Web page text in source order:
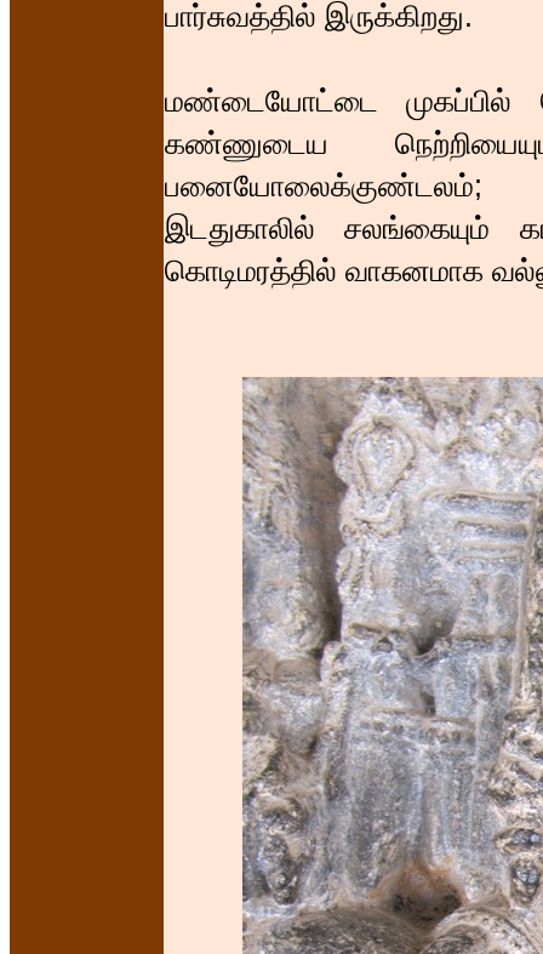
பார்சுவத்தில் இருக்கிறது.
மண்டையோட்டை முகப்பில்
கண்ணுடைய
பனையோலைக்குண்டலம்;
இடதுகாலில் சலங்கையும்
கொடிமரத்தில் வாகனமாக